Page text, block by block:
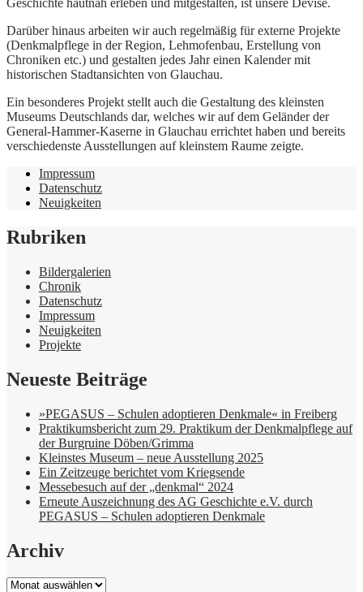
Geschichte hautnah erleben und mitgestalten, ist unsere Devise.
Darüber hinaus arbeiten wir auch regelmäßig für externe Projekte
(Denkmalpflege in der Region, Lehmofenbau, Erstellung von
Chroniken etc.) und gestalten jedes Jahr einen Kalender mit
historischen Stadtansichten von Glauchau.
Ein besonderes Projekt stellt auch die Gestaltung des kleinsten
Museums Deutschlands dar, welches wir auf dem Geländer der
General-Hammer-Kaserne in Glauchau errichtet haben und bereits
verschiedenste Ausstellungen auf kleinstem Raume zeigte.
Impressum
Datenschutz
Neuigkeiten
Rubriken
Bildergalerien
Chronik
Datenschutz
Impressum
Neuigkeiten
Projekte
Neueste Beiträge
»PEGASUS – Schulen adoptieren Denkmale« in Freiberg
Praktikumsbericht zum 29. Praktikum der Denkmalpflege auf
der Burgruine Döben/Grimma
Kleinstes Museum – neue Ausstellung 2025
Ein Zeitzeuge berichtet vom Kriegsende
Messebesuch auf der „denkmal“ 2024
Erneute Auszeichnung des AG Geschichte e.V. durch
PEGASUS – Schulen adoptieren Denkmale
Archiv
Archiv